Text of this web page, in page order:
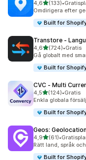
4,6av 5 stjärnor
(133)
133 recensioner
•
Omdirigera efter
Built for
Transtore ‑
4,6av 5 stjärnor
(724)
724 recensioner
•Gratis
Gå globalt med
Built for
CVC ‑ Multi
4,5av 5 stjärnor
(124)
124 recensioner
•Gratis
Enkla globala
Built for
Geos:
4,9av 5 stjärnor
(61)
61 recensioner totalt
•
Rätt land, språk
Built for